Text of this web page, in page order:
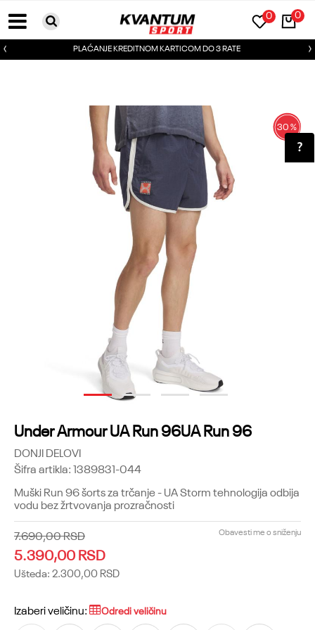
0
0
PLAĆANJE KREDITNOM KARTICOM DO 3 RATE
1 2 3 4
30%
Under Armour UA Run 96UA Run 96
DONJI DELOVI
Šifra artikla:1389831-044
Muški Run 96 šorts za trčanje - UA Storm tehnologija odbija
vodu bez žrtvovanja prozračnosti
7.690,00RSD
5.390,00RSD
Ušteda: 2.300,00 RSD
Obavesti me o sniženju
Izaberi veličinu: Odredi veličinu